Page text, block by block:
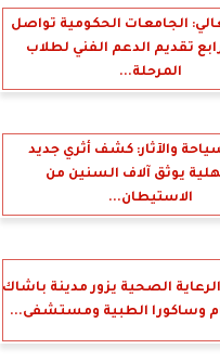
الجامعات الحكومية تواصل
تقديم الدعم الفني لطلاب
المرحلة...
والآثار: كشف أثري جديد
يوثق آلاف السنين من
الاستيطان...
الصحية يزور مدينة باشاك
وساكورا الطبية ومستشفى...